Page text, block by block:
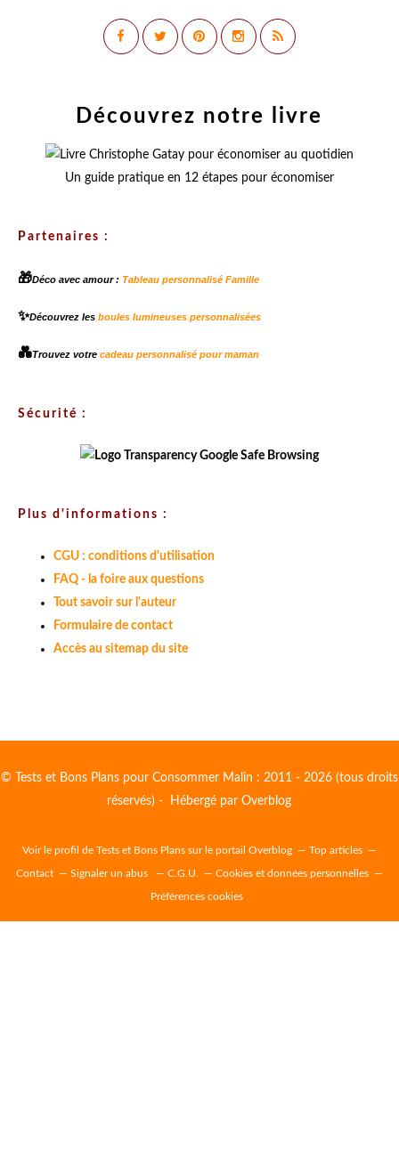
Découvrez notre livre
Un guide pratique en 12 étapes pour économiser
Partenaires :
🎁Déco avec amour : Tableau personnalisé Famille
✨Découvrez les boules lumineuses personnalisées
💑Trouvez votre cadeau personnalisé pour maman
Sécurité :
Plus d'informations :
CGU : conditions d'utilisation
FAQ - la foire aux questions
Tout savoir sur l'auteur
Formulaire de contact
Accès au sitemap du site
© Tests et Bons Plans pour Consommer Malin : 2011 - 2026 (tous droits
réservés) - Hébergé parOverblog
Voir le profil de Tests et Bons Plans sur le portail Overblog Top articles
Contact Signaler un abus C.G.U. Cookies et données personnelles
Préférences cookies